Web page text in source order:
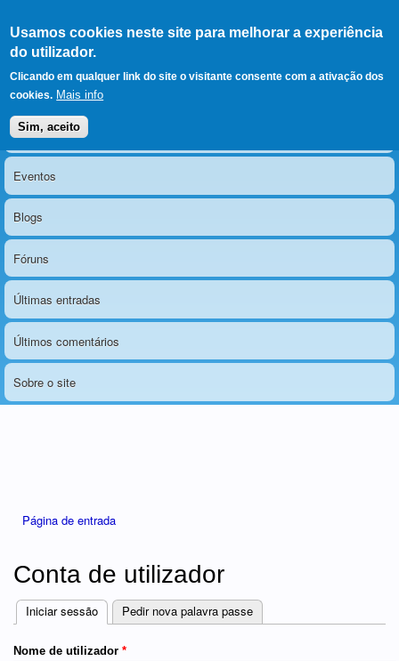
Usamos cookies neste site para melhorar a experiência
do utilizador.
Clicando em qualquer link do site o visitante consente com a ativação dos
cookies. Mais info
Sim, aceito
LERPARAVER , ir para a
página principal
O portal da visão diferente
Menu principal
Notícias
Eventos
Blogs
Fóruns
Últimas entradas
Últimos comentários
Sobre o site
Página de entrada
Conta de utilizador
Separadores
Iniciar sessão (separador ativo)
Pedir nova palavra passe
Nome de utilizador *